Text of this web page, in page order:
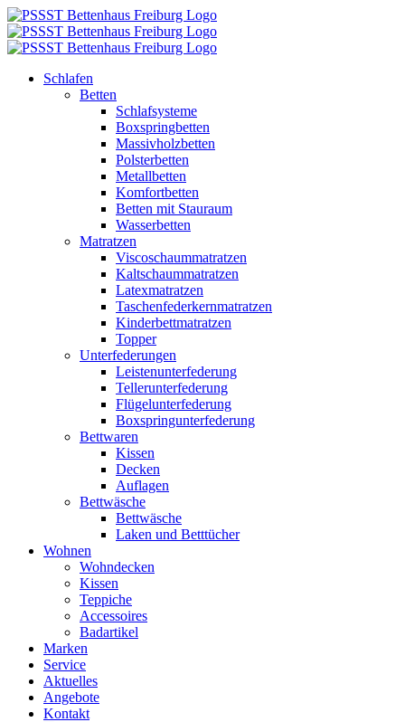
Zum
Inhalt
springen
Schlafen
Betten
Schlafsysteme
Boxspringbetten
Massivholzbetten
Polsterbetten
Metallbetten
Komfortbetten
Betten mit Stauraum
Wasserbetten
Matratzen
Viscoschaummatratzen
Kaltschaummatratzen
Latexmatratzen
Taschenfederkernmatratzen
Kinderbettmatratzen
Topper
Unterfederungen
Leistenunterfederung
Tellerunterfederung
Flügelunterfederung
Boxspringunterfederung
Bettwaren
Kissen
Decken
Auflagen
Bettwäsche
Bettwäsche
Laken und Betttücher
Wohnen
Wohndecken
Kissen
Teppiche
Accessoires
Badartikel
Marken
Service
Aktuelles
Angebote
Kontakt